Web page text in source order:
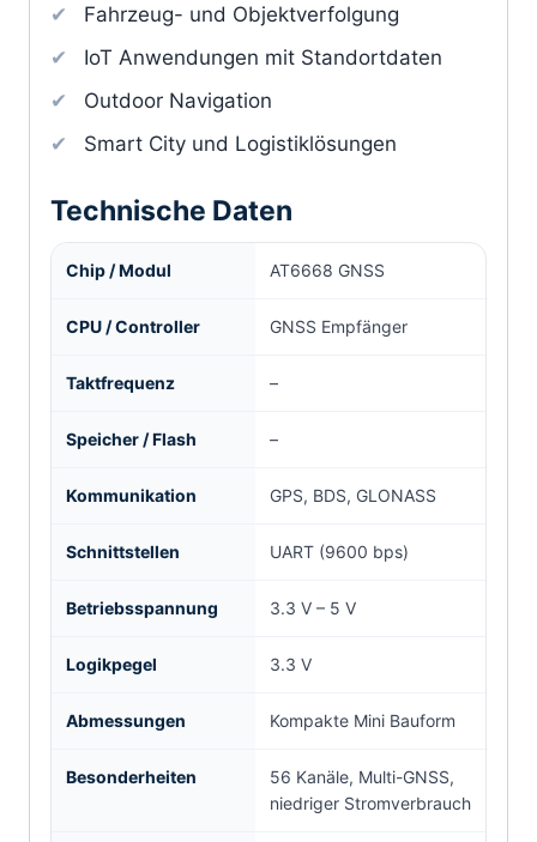
Fahrzeug- und Objektverfolgung
IoT Anwendungen mit Standortdaten
Outdoor Navigation
Smart City und Logistiklösungen
Technische Daten
Chip / Modul AT6668 GNSS
CPU / Controller GNSS Empfänger
Taktfrequenz –
Speicher / Flash –
Kommunikation GPS, BDS, GLONASS
Schnittstellen UART (9600 bps)
Betriebsspannung 3.3 V – 5 V
Logikpegel 3.3 V
Abmessungen Kompakte Mini Bauform
Besonderheiten
56 Kanäle, Multi-GNSS,
niedriger Stromverbrauch